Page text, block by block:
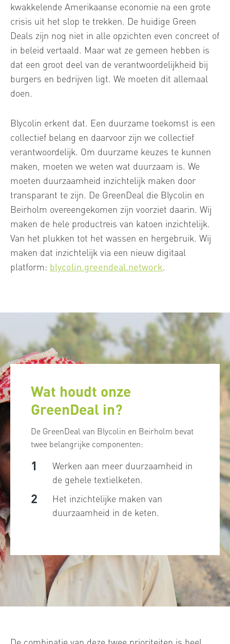
kwakkelende Amerikaanse economie na een grote
crisis uit het slop te trekken. De huidige Green
Deals zijn nog niet in alle opzichten even concreet of
in beleid vertaald. Maar wat ze gemeen hebben is
dat een groot deel van de verantwoordelijkheid bij
burgers en bedrijven ligt. We moeten dit allemaal
doen.
Blycolin erkent dat. Een duurzame toekomst is een
collectief belang en daarvoor zijn we collectief
verantwoordelijk. Om duurzame keuzes te kunnen
maken, moeten we weten wat duurzaam is. We
moeten duurzaamheid inzichtelijk maken door
transparant te zijn. De GreenDeal die Blycolin en
Beirholm overeengekomen zijn voorziet daarin. Wij
maken de hele productreis van katoen inzichtelijk.
Van het plukken tot het wassen en hergebruik. Wij
maken dat inzichtelijk via een nieuw digitaal
platform: blycolin.greendeal.network.
Wat houdt onze
GreenDeal in?
De GreenDeal van Blycolin en Beirholm bevat
twee belangrijke componenten:
Werken aan meer duurzaamheid in
de gehele textielketen.
Het inzichtelijke maken van
duurzaamheid in de keten.